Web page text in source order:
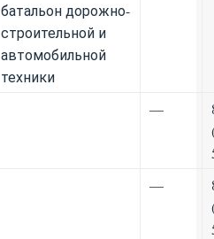
батальон дорожно-
строительной и
автомобильной
техники
—
—